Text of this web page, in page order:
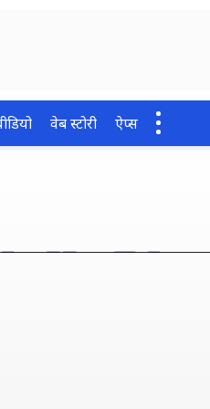
वेब स्टोरी ऐप्स
मिला डार्क